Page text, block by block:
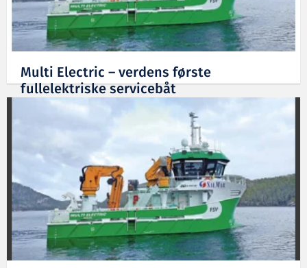
Multi Electric – verdens første
fullelektriske servicebåt
11.04.2023